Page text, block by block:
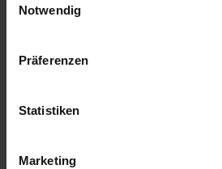
unseremImpressum
Notwendig
Präferenzen
Statistiken
Marketing
Häufige
Verbuchen von